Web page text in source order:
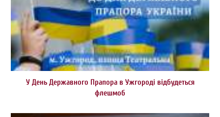
У День Державного Прапора в Ужгороді відбудеться
флешмоб